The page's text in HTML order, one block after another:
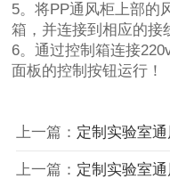
5。将PP通风柜上部的
箱，并连接到相应的接
6。通过控制箱连接
面板的控制按钮运行！
上一篇： 定制实验室
上一篇： 定制实验室